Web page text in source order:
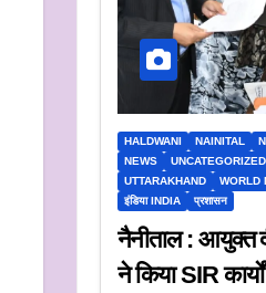
HALDWANI NAINITAL
NEWS
UNCATEGORIZED
UTTARAKHAND
WORLD
इंडिया INDIA
प्रशासन
नैनीताल : आयुक्त
ने किया SIR